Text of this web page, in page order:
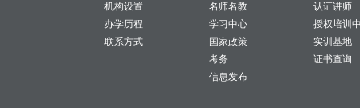
机构设置
办学历程
联系方式
名师名教
学习中心
国家政策
考务
信息发布
认证讲师
授权培训
实训基地
证书查询